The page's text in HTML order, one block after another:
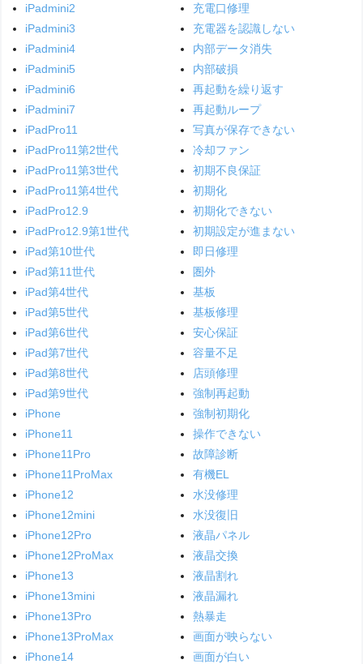
iPadmini2
iPadmini3
iPadmini4
iPadmini5
iPadmini6
iPadmini7
iPadPro11
iPadPro11第2世代
iPadPro11第3世代
iPadPro11第4世代
iPadPro12.9
iPadPro12.9第1世代
iPad第10世代
iPad第11世代
iPad第4世代
iPad第5世代
iPad第6世代
iPad第7世代
iPad第8世代
iPad第9世代
iPhone
iPhone11
iPhone11Pro
iPhone11ProMax
iPhone12
iPhone12mini
iPhone12Pro
iPhone12ProMax
iPhone13
iPhone13mini
iPhone13Pro
iPhone13ProMax
iPhone14
充電口修理
充電器を認識しない
内部データ消失
内部破損
再起動を繰り返す
再起動ループ
写真が保存できない
冷却ファン
初期不良保証
初期化
初期化できない
初期設定が進まない
即日修理
圏外
基板
基板修理
安心保証
容量不足
店頭修理
強制再起動
強制初期化
操作できない
故障診断
有機EL
水没修理
水没復旧
液晶パネル
液晶交換
液晶割れ
液晶漏れ
熱暴走
画面が映らない
画面が白い